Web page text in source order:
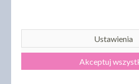
Ustawienia
Akceptuj